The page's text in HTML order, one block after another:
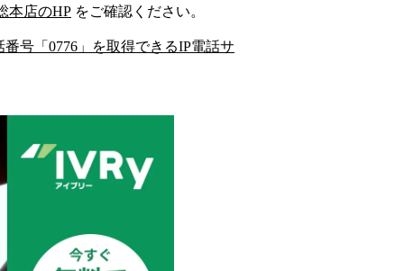
本店のHP をご確認ください。
号「 0776 」を取得できるIP電話サ